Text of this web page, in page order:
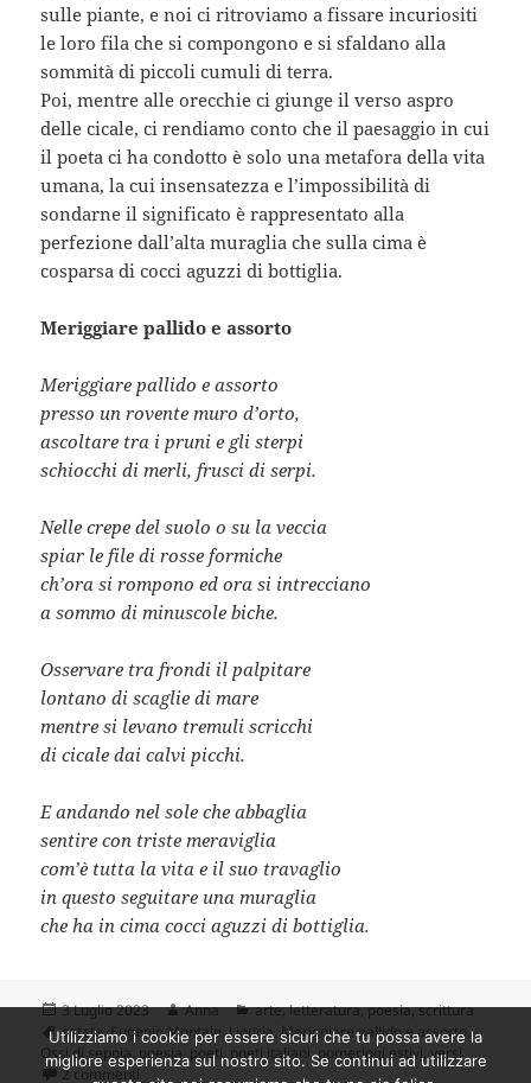
sulle piante, e noi ci ritroviamo a fissare incuriositi
le loro fila che si compongono e si sfaldano alla
sommità di piccoli cumuli di terra.
Poi, mentre alle orecchie ci giunge il verso aspro
delle cicale, ci rendiamo conto che il paesaggio in cui
il poeta ci ha condotto è solo una metafora della vita
umana, la cui insensatezza e l’impossibilità di
sondarne il significato è rappresentato alla
perfezione dall’alta muraglia che sulla cima è
cosparsa di cocci aguzzi di bottiglia.
Meriggiare pallido e assorto
Meriggiare pallido e assorto
presso un rovente muro d’orto,
ascoltare tra i pruni e gli sterpi
schiocchi di merli, frusci di serpi.
Nelle crepe del suolo o su la veccia
spiar le file di rosse formiche
ch’ora si rompono ed ora si intrecciano
a sommo di minuscole biche.
Osservare tra frondi il palpitare
lontano di scaglie di mare
mentre si levano tremuli scricchi
di cicale dai calvi picchi.
E andando nel sole che abbaglia
sentire con triste meraviglia
com’è tutta la vita e il suo travaglio
in questo seguitare una muraglia
che ha in cima cocci aguzzi di bottiglia.
Scritto
il
3 Luglio 2023 Autore
Anna Categorie
arte,letteratura,poesia,scrittura
Tag
estate,Eugenio Montale,Liguria,Meriggiare pallido e assorto,
Ossi di seppia, poesia, poeti, poeti italiani,pomeriggi estivi,versi
2 commentisu L’estate in poesia: “Meriggiare pallido e assorto” di
Utilizziamo i cookie per essere sicuri che tu possa avere la
migliore esperienza sul nostro sito. Se continui ad utilizzare